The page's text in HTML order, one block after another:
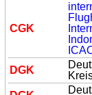
CGK
DGK